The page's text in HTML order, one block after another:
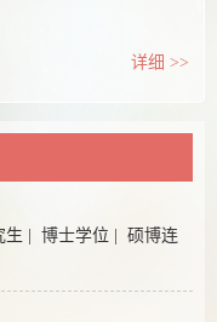
详细 >>
生 | 博士学位 | 硕博连